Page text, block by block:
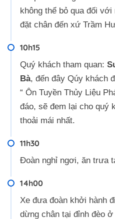
không thể bỏ qua đối
đặt chân đến xứ Trầm
10h15
Quý khách tham quan:
Bà, đến đây Qúy khách
“ Ôn Tuyền Thủy Liệu
đáo, sẽ đem lại cho quý
thoải mái nhất.
11h30
Đoàn nghỉ ngơi, ăn trưa
14h00
Xe đưa đoàn khởi hành
dừng chân tại đỉnh đèo